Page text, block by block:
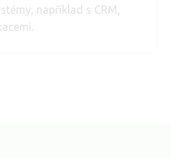
například s CRM,